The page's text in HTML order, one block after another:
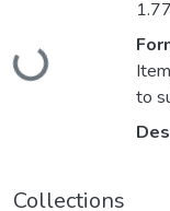
Loading...
to
Collections